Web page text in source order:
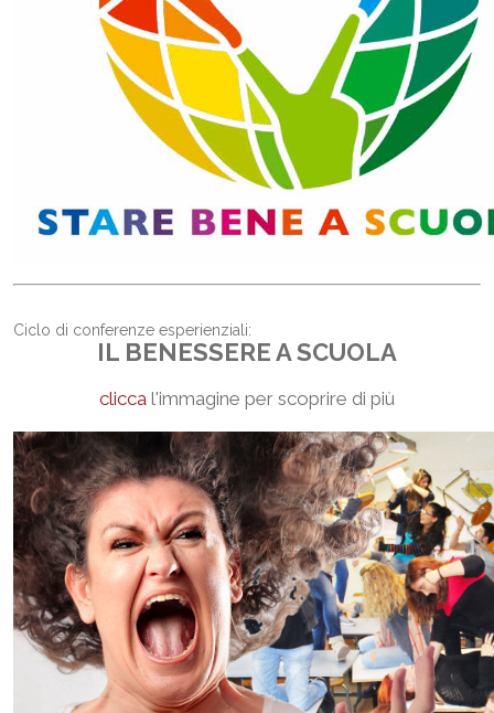
Ciclo di conferenze esperienziali:
IL BENESSERE A SCUOLA
clicca l'immagine per scoprire di più